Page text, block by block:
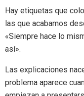
Hay etiquetas que
las que acabamos
«Siempre hace lo
así».
Las explicaciones
problema aparece